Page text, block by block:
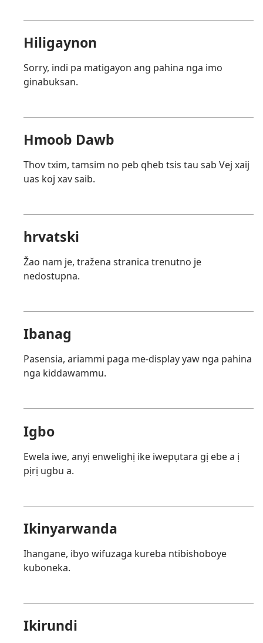
Hiligaynon
Sorry, indi pa matigayon ang pahina nga imo
ginabuksan.
Hmoob Dawb
Thov txim, tamsim no peb qheb tsis tau sab Vej xaij
uas koj xav saib.
hrvatski
Žao nam je, tražena stranica trenutno je
nedostupna.
Ibanag
Pasensia, ariammi paga me-display yaw nga pahina
nga kiddawammu.
Igbo
Ewela iwe, anyị enwelighị ike iwepụtara gị ebe a ị
pịrị ugbu a.
Ikinyarwanda
Ihangane, ibyo wifuzaga kureba ntibishoboye
kuboneka.
Ikirundi